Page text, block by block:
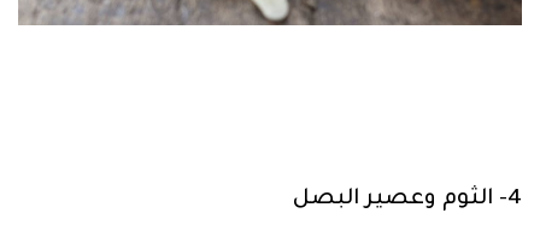
4- الثوم وعصير البصل